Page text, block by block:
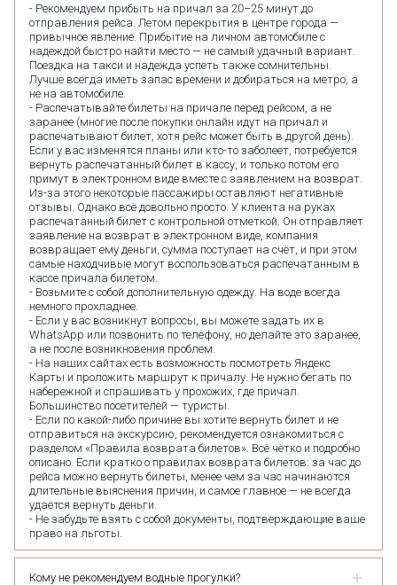
- Рекомендуем прибыть на причал за 20–25 минут до
отправления рейса. Летом перекрытия в центре города —
привычное явление. Прибытие на личном автомобиле с
надеждой быстро найти место — не самый удачный вариант.
Поездка на такси и надежда успеть также сомнительны.
Лучше всегда иметь запас времени и добираться на метро, а
не на автомобиле.
- Распечатывайте билеты на причале перед рейсом, а не
заранее (многие после покупки онлайн идут на причал и
распечатывают билет, хотя рейс может быть в другой день).
Если у вас изменятся планы или кто-то заболеет, потребуется
вернуть распечатанный билет в кассу, и только потом его
примут в электронном виде вместе с заявлением на возврат.
Из-за этого некоторые пассажиры оставляют негативные
отзывы. Однако всё довольно просто. У клиента на руках
распечатанный билет с контрольной отметкой. Он отправляет
заявление на возврат в электронном виде, компания
возвращает ему деньги, сумма поступает на счёт, и при этом
самые находчивые могут воспользоваться распечатанным в
кассе причала билетом.
- Возьмите с собой дополнительную одежду. На воде всегда
немного прохладнее.
- Если у вас возникнут вопросы, вы можете задать их в
WhatsApp или позвонить по телефону, но делайте это заранее,
а не после возникновения проблем.
- На наших сайтах есть возможность посмотреть Яндекс
Карты и проложить маршрут к причалу. Не нужно бегать по
набережной и спрашивать у прохожих, где причал.
Большинство посетителей — туристы.
- Если по какой-либо причине вы хотите вернуть билет и не
отправиться на экскурсию, рекомендуется ознакомиться с
разделом «Правила возврата билетов». Всё чётко и подробно
описано. Если кратко о правилах возврата билетов: за час до
рейса можно вернуть билеты, менее чем за час начинаются
длительные выяснения причин, и самое главное — не всегда
удаётся вернуть деньги.
- Не забудьте взять с собой документы, подтверждающие ваше
право на льготы.
Кому не рекомендуем водные прогулки?